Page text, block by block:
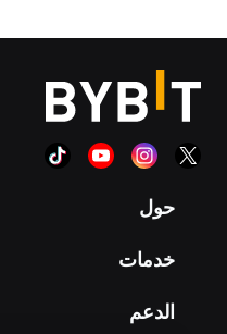
حول
خدمات
الدعم